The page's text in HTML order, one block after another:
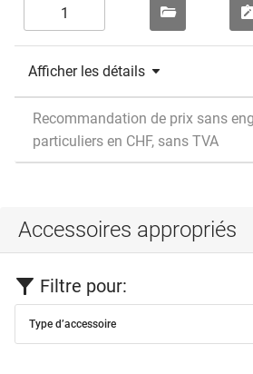
Afficher les détails
Recommandation de prix sans
particuliers en CHF, sans TVA
Accessoires appropriés
Filtre pour:
Type d’accessoire